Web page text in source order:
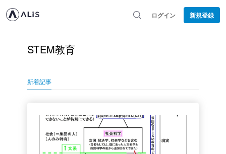
ログイン 新規登録
STEM教育
新着記事